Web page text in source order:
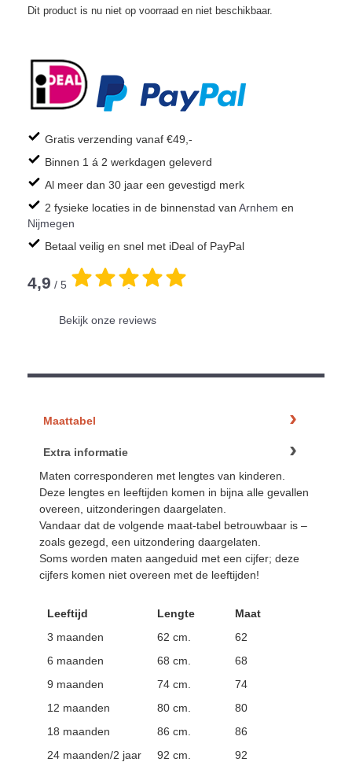
Dit product is nu niet op voorraad en niet beschikbaar.
Gratis verzending vanaf €49,-
Binnen 1 á 2 werkdagen geleverd
Al meer dan 30 jaar een gevestigd merk
2 fysieke locaties in de binnenstad van Arnhem en
Nijmegen
Betaal veilig en snel met iDeal of PayPal
4,9 / 5 .
Bekijk onze reviews
Maattabel
Extra informatie
Maten corresponderen met lengtes van kinderen.
Deze lengtes en leeftijden komen in bijna alle gevallen
overeen, uitzonderingen daargelaten.
Vandaar dat de volgende maat-tabel betrouwbaar is –
zoals gezegd, een uitzondering daargelaten.
Soms worden maten aangeduid met een cijfer; deze
cijfers komen niet overeen met de leeftijden!
Leeftijd Lengte
Maat
3 maanden
62 cm.
62
6 maanden
68 cm.
68
9 maanden
74 cm.
74
12 maanden
80 cm.
80
18 maanden
86 cm.
86
24 maanden/2 jaar
92 cm.
92